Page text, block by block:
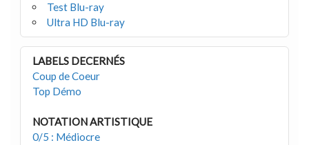
Test Blu-ray
Ultra HD Blu-ray
LABELS DECERNÉS
Coup de Coeur
Top Démo
NOTATION ARTISTIQUE
0/5 : Médiocre